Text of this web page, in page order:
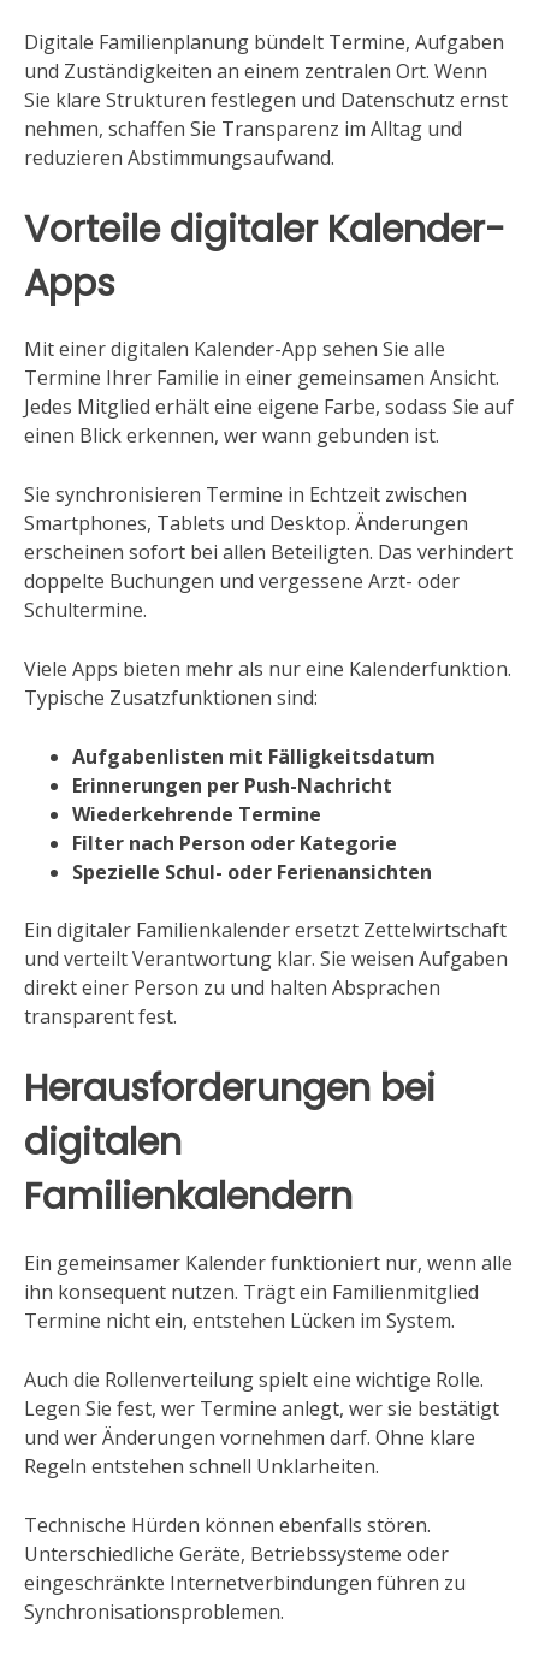
Digitale Familienplanung bündelt Termine, Aufgaben
und Zuständigkeiten an einem zentralen Ort. Wenn
Sie klare Strukturen festlegen und Datenschutz ernst
nehmen, schaffen Sie Transparenz im Alltag und
reduzieren Abstimmungsaufwand.
Vorteile digitaler Kalender-
Apps
Mit einer digitalen Kalender-App sehen Sie alle
Termine Ihrer Familie in einer gemeinsamen Ansicht.
Jedes Mitglied erhält eine eigene Farbe, sodass Sie auf
einen Blick erkennen, wer wann gebunden ist.
Sie synchronisieren Termine in Echtzeit zwischen
Smartphones, Tablets und Desktop. Änderungen
erscheinen sofort bei allen Beteiligten. Das verhindert
doppelte Buchungen und vergessene Arzt- oder
Schultermine.
Viele Apps bieten mehr als nur eine Kalenderfunktion.
Typische Zusatzfunktionen sind:
Aufgabenlisten mit Fälligkeitsdatum
Erinnerungen per Push-Nachricht
Wiederkehrende Termine
Filter nach Person oder Kategorie
Spezielle Schul- oder Ferienansichten
Ein digitaler Familienkalender ersetzt Zettelwirtschaft
und verteilt Verantwortung klar. Sie weisen Aufgaben
direkt einer Person zu und halten Absprachen
transparent fest.
Herausforderungen bei
digitalen
Familienkalendern
Ein gemeinsamer Kalender funktioniert nur, wenn alle
ihn konsequent nutzen. Trägt ein Familienmitglied
Termine nicht ein, entstehen Lücken im System.
Auch die Rollenverteilung spielt eine wichtige Rolle.
Legen Sie fest, wer Termine anlegt, wer sie bestätigt
und wer Änderungen vornehmen darf. Ohne klare
Regeln entstehen schnell Unklarheiten.
Technische Hürden können ebenfalls stören.
Unterschiedliche Geräte, Betriebssysteme oder
eingeschränkte Internetverbindungen führen zu
Synchronisationsproblemen.